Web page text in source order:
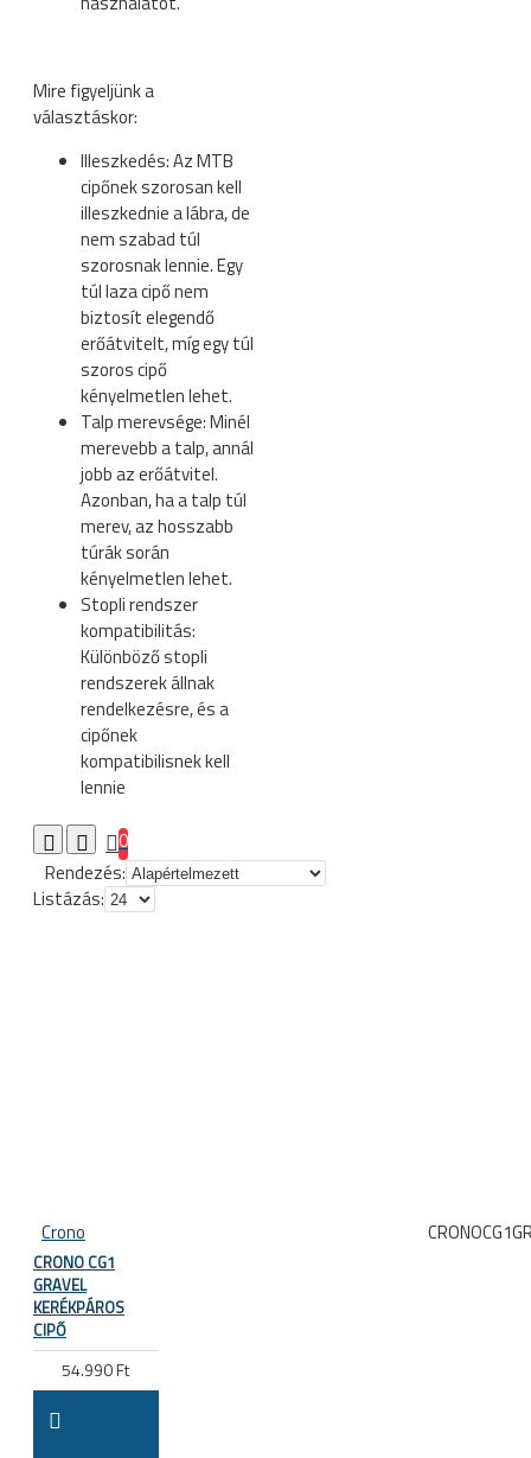
Mire figyeljünk a
választáskor:
Illeszkedés: Az MTB
cipőnek szorosan kell
illeszkednie a lábra, de
nem szabad túl
szorosnak lennie. Egy
túl laza cipő nem
biztosít elegendő
erőátvitelt, míg egy túl
szoros cipő
kényelmetlen lehet.
Talp merevsége: Minél
merevebb a talp, annál
jobb az erőátvitel.
Azonban, ha a talp túl
merev, az hosszabb
túrák során
kényelmetlen lehet.
Stopli rendszer
kompatibilitás:
Különböző stopli
rendszerek állnak
rendelkezésre, és a
cipőnek
kompatibilisnek kell
lennie
0
Rendezés:
Listázás:
Crono
CRONO CG1
GRAVEL
KERÉKPÁROS
CIPŐ
54.990 Ft